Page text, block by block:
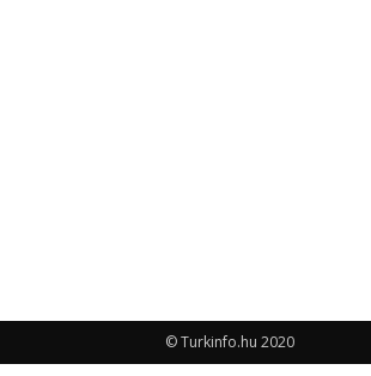
© Turkinfo.hu 2020